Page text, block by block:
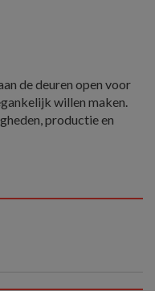
de deuren open voor
willen maken.
productie en